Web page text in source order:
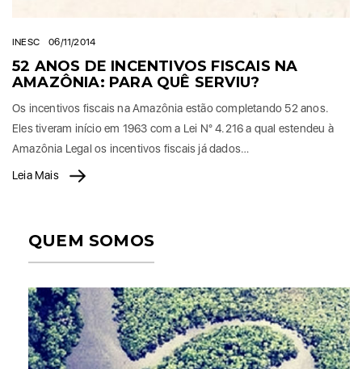
INESC 06/11/2014
52 ANOS DE INCENTIVOS FISCAIS NA
AMAZÔNIA: PARA QUÊ SERVIU?
Os incentivos fiscais na Amazônia estão completando 52 anos.
Eles tiveram início em 1963 com a Lei N° 4.216 a qual estendeu à
Amazônia Legal os incentivos fiscais já dados…
Leia Mais
QUEM SOMOS